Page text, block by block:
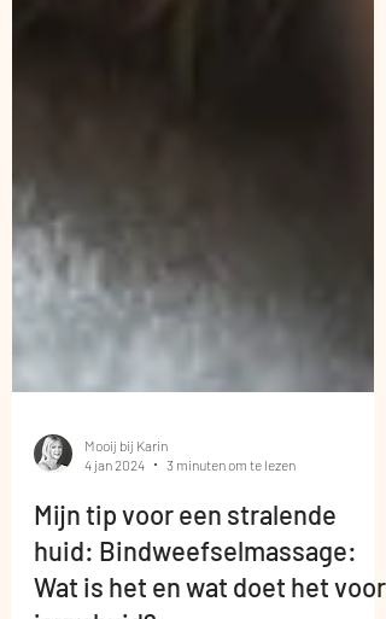
Mooij bij Karin
4 jan 2024
3 minuten om te lezen
Mijn tip voor een stralende